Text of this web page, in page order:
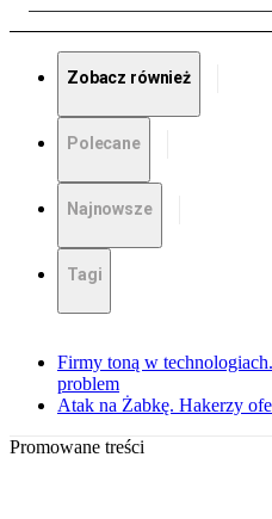
Zobacz również
Polecane
Najnowsze
Tagi
Firmy toną w
problem
Atak na Żabkę. Hakerzy
Promowane treści